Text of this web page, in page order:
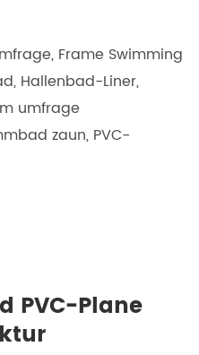
Frame Swimming
Hallenbad-Liner,
umfrage
zaun, PVC-
PVC-Plane